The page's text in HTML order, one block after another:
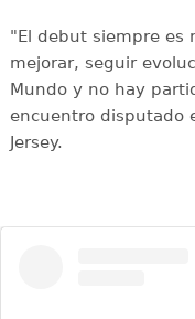
"El debut siempre es
mejorar, seguir
Mundo y no hay
encuentro disputado
Jersey.